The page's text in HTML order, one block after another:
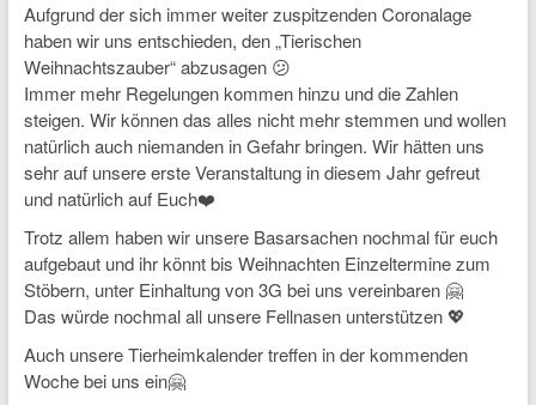
Aufgrund der sich immer weiter zuspitzenden Coronalage
haben wir uns entschieden, den „Tierischen
Weihnachtszauber“ abzusagen 😕
Immer mehr Regelungen kommen hinzu und die Zahlen
steigen. Wir können das alles nicht mehr stemmen und wollen
natürlich auch niemanden in Gefahr bringen. Wir hätten uns
sehr auf unsere erste Veranstaltung in diesem Jahr gefreut
und natürlich auf Euch❤️
Trotz allem haben wir unsere Basarsachen nochmal für euch
aufgebaut und ihr könnt bis Weihnachten Einzeltermine zum
Stöbern, unter Einhaltung von 3G bei uns vereinbaren 🤗
Das würde nochmal all unsere Fellnasen unterstützen 💖
Auch unsere Tierheimkalender treffen in der kommenden
Woche bei uns ein🤗